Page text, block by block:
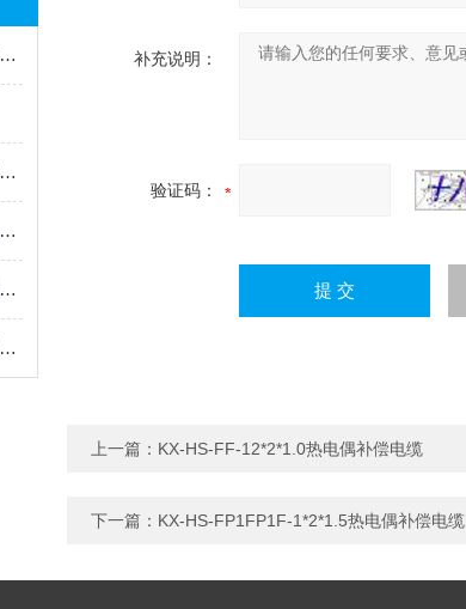
热电偶用补偿电缆的使用能够不损失信号质量
热电偶用补偿电缆是现代工业中非常重要的测量设备
热电偶用补偿电缆的主要作用是什么？
带温变防爆热电阻是种重要的温度测量工具
硅橡胶钢带铠装控制电缆能为工业生产和各类工程提供可靠的保障
补充说明：
验证码：
上一篇： KX-HS-FF-12*2*1.0热电偶补偿电缆
下一篇： KX-HS-FP1FP1F-1*2*1.5热电偶补偿电缆